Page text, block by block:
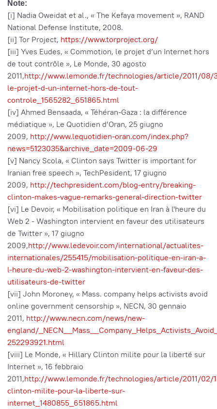
Note:
[i] Nadia Oweidat et al., « The Kefaya movement », RAND
National Defense Institute, 2008.
[ii] Tor Project, https://www.torproject.org/
[iii] Yves Eudes, « Commotion, le projet d’un Internet hors
de tout contrôle », Le Monde, 30 agosto
2011,http://www.lemonde.fr/technologies/article/2011/08/
le-projet-d-un-internet-hors-de-tout-
controle_1565282_651865.html
[iv] Ahmed Bensaada, « Téhéran-Gaza : la différence
médiatique », Le Quotidien d’Oran, 25 giugno
2009, http://www.lequotidien-oran.com/index.php?
news=5123035&archive_date=2009-06-29
[v] Nancy Scola, « Clinton says Twitter is important for
Iranian free speech », TechPesident, 17 giugno
2009, http://techpresident.com/blog-entry/breaking-
clinton-makes-vague-remarks-general-direction-twitter
[vi] Le Devoir, « Mobilisation politique en Iran à l'heure du
Web 2 - Washington intervient en faveur des utilisateurs
de Twitter », 17 giugno
2009,http://www.ledevoir.com/international/actualites-
internationales/255415/mobilisation-politique-en-iran-a-
l-heure-du-web-2-washington-intervient-en-faveur-des-
utilisateurs-de-twitter
[vii] John Moroney, « Mass. company helps activists avoid
online government censorship », NECN, 30 gennaio
2011, http://www.necn.com/news/new-
england/
252293921.html
[viii] Le Monde, « Hillary Clinton milite pour la liberté sur
Internet », 16 febbraio
2011,http://www.lemonde.fr/technologies/article/2011/02/
clinton-milite-pour-la-liberte-sur-
internet_1480855_651865.html